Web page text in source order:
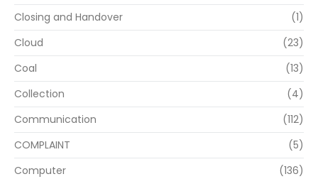
Closing and Handover
(1)
Cloud
(23)
Coal
(13)
Collection
(4)
Communication
(112)
COMPLAINT
(5)
Computer
(136)